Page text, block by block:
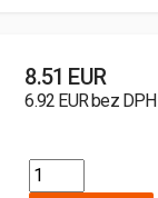
8.51 EUR
6.92 EUR bez DPH